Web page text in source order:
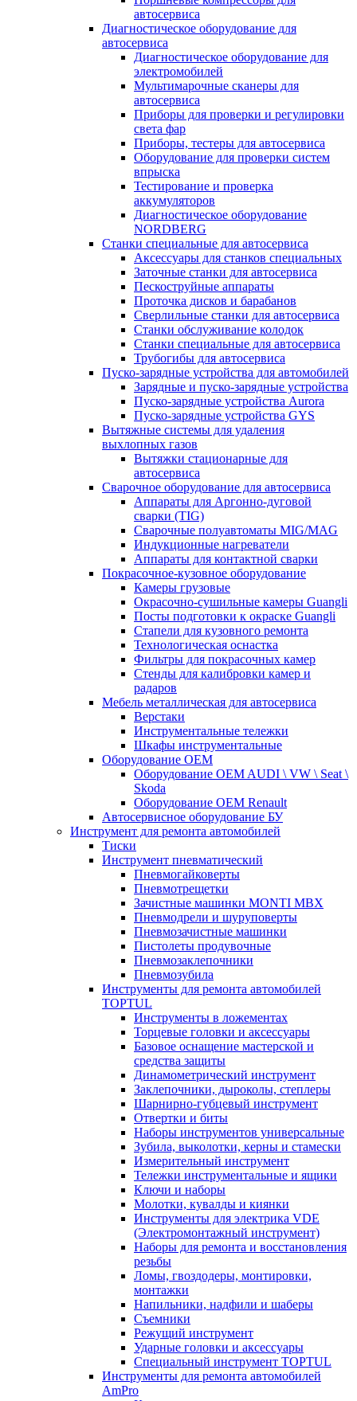
автосервиса
Диагностическое оборудование для
автосервиса
Диагностическое оборудование для
электромобилей
Мультимарочные сканеры для
автосервиса
Приборы для проверки и регулировки
света фар
Приборы, тестеры для автосервиса
Оборудование для проверки систем
впрыска
Тестирование и проверка
аккумуляторов
Диагностическое оборудование
NORDBERG
Станки специальные для автосервиса
Аксессуары для станков специальных
Заточные станки для автосервиса
Пескоструйные аппараты
Проточка дисков и барабанов
Сверлильные станки для автосервиса
Станки обслуживание колодок
Станки специальные для автосервиса
Трубогибы для автосервиса
Пуско-зарядные устройства для автомобилей
Зарядные и пуско-зарядные устройства
Пуско-зарядные устройства Aurora
Пуско-зарядные устройства GYS
Вытяжные системы для удаления
выхлопных газов
Вытяжки стационарные для
автосервиса
Сварочное оборудование для автосервиса
Аппараты для Аргонно-дуговой
сварки (TIG)
Сварочные полуавтоматы MIG/MAG
Индукционные нагреватели
Аппараты для контактной сварки
Покрасочное-кузовное оборудование
Камеры грузовые
Окрасочно-сушильные камеры Guangli
Посты подготовки к окраске Guangli
Стапели для кузовного ремонта
Технологическая оснастка
Фильтры для покрасочных камер
Стенды для калибровки камер и
радаров
Мебель металлическая для автосервиса
Верстаки
Инструментальные тележки
Шкафы инструментальные
Оборудование OEM
Оборудование OEM AUDI \ VW \ Seat \
Skoda
Оборудование OEM Renault
Автосервисное оборудование БУ
Инструмент для ремонта автомобилей
Тиски
Инструмент пневматический
Пневмогайковерты
Пневмотрещетки
Зачистные машинки MONTI MBX
Пневмодрели и шуруповерты
Пневмозачистные машинки
Пистолеты продувочные
Пневмозаклепочники
Пневмозубила
Инструменты для ремонта автомобилей
TOPTUL
Инструменты в ложементах
Торцевые головки и аксессуары
Базовое оснащение мастерской и
средства защиты
Динамометрический инструмент
Заклепочники, дыроколы, степлеры
Шарнирно-губцевый инструмент
Отвертки и биты
Наборы инструментов универсальные
Зубила, выколотки, керны и стамески
Измерительный инструмент
Тележки инструментальные и ящики
Ключи и наборы
Молотки, кувалды и киянки
Инструменты для электрика VDE
(Электромонтажный инструмент)
Наборы для ремонта и восстановления
резьбы
Ломы, гвоздодеры, монтировки,
монтажки
Напильники, надфили и шаберы
Съемники
Режущий инструмент
Ударные головки и аксессуары
Специальный инструмент TOPTUL
Инструменты для ремонта автомобилей
AmPro